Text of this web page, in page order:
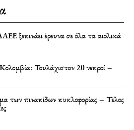
ξεκινάει έρευνα σε όλα τα αιολικά
Τουλάχιστον 20 νεκροί –
των πινακίδων κυκλοφορίας – Τέλος